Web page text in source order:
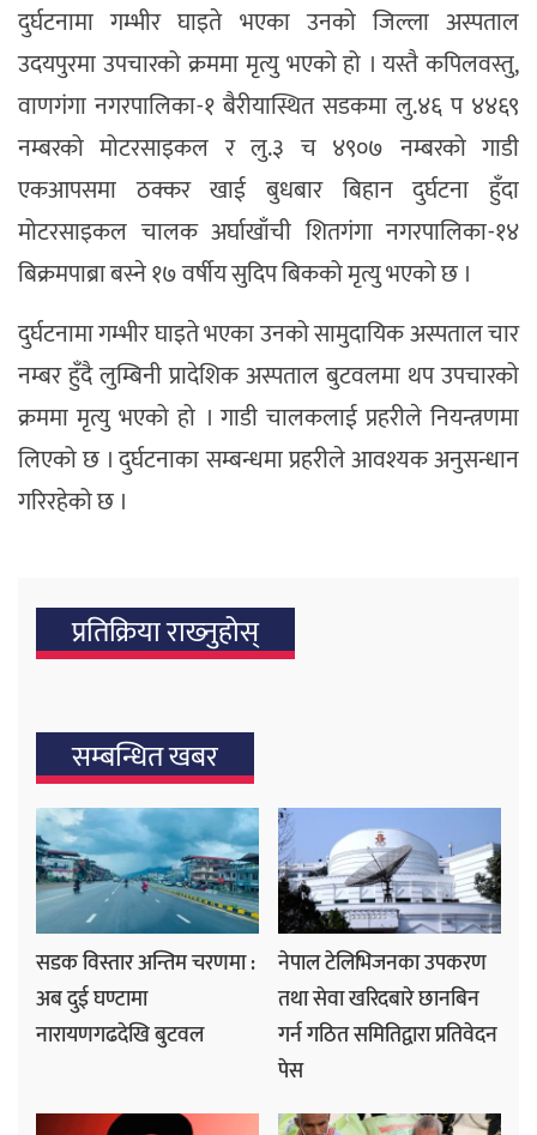
दुर्घटनामा गम्भीर घाइते भएका उनको जिल्ला अस्पताल
उदयपुरमा उपचारको क्रममा मृत्यु भएको हो । यस्तै कपिलवस्तु,
वाणगंगा नगरपालिका-१ बैरीयास्थित सडकमा लु.४६ प ४४६९
नम्बरको मोटरसाइकल र लु.३ च ४९०७ नम्बरको गाडी
एकआपसमा ठक्कर खाई बुधबार बिहान दुर्घटना हुँदा
मोटरसाइकल चालक अर्घाखाँची शितगंगा नगरपालिका-१४
बिक्रमपाब्रा बस्ने १७ वर्षीय सुदिप बिकको मृत्यु भएको छ ।
दुर्घटनामा गम्भीर घाइते भएका उनको सामुदायिक अस्पताल चार
नम्बर हुँदै लुम्बिनी प्रादेशिक अस्पताल बुटवलमा थप उपचारको
क्रममा मृत्यु भएको हो । गाडी चालकलाई प्रहरीले नियन्त्रणमा
लिएको छ । दुर्घटनाका सम्बन्धमा प्रहरीले आवश्यक अनुसन्धान
गरिरहेको छ ।
प्रतिक्रिया राख्‍नुहोस्
सम्बन्धित खबर
सडक विस्तार अन्तिम चरणमा :
अब दुई घण्टामा
नारायणगढदेखि बुटवल
नेपाल टेलिभिजनका उपकरण
तथा सेवा खरिदबारे छानबिन
गर्न गठित समितिद्वारा प्रतिवेदन
पेस